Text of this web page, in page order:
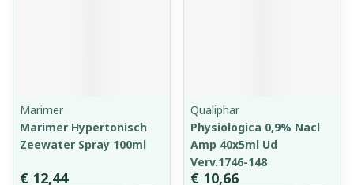
Marimer
Marimer Hypertonisch
Zeewater Spray 100ml
€ 12,44
Qualiphar
Physiologica 0,9% Nacl
Amp 40x5ml Ud
Verv.1746-148
€ 10,66